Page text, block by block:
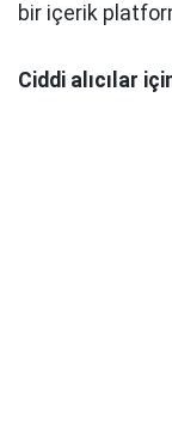
bir içerik
Ciddi alıcılar